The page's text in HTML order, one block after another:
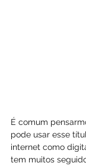
É comum
pode usar esse
internet como
tem muitos